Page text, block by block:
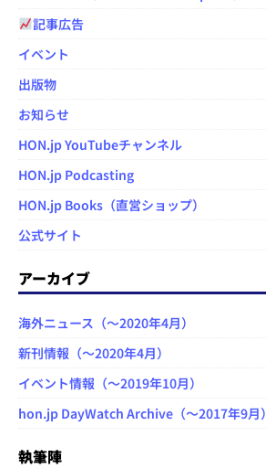
記事広告
イベント
出版物
お知らせ
HON.jp YouTubeチャンネル
HON.jp Podcasting
HON.jp Books（直営ショップ）
公式サイト
アーカイブ
海外ニュース（～2020年4月）
新刊情報（～2020年4月）
イベント情報（～2019年10月）
hon.jp DayWatch Archive（～2017年9月）
執筆陣